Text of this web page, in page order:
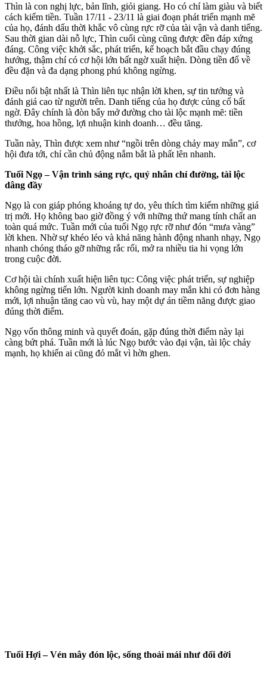
Thìn là con nghị lực, bản lĩnh, giỏi giang. Ho có chí làm giàu và biết
cách kiếm tiền. Tuần 17/11 - 23/11 là giai đoạn phát triển mạnh mẽ
của họ, đánh dấu thời khắc vô cùng rực rỡ của tài vận và danh tiếng.
Sau thời gian dài nỗ lực, Thìn cuối cùng cũng được đền đáp xứng
đáng. Công việc khởi sắc, phát triển, kế hoạch bắt đầu chạy đúng
hướng, thậm chí có cơ hội lớn bất ngờ xuất hiện. Dòng tiền đổ về
đều đặn và đa dạng phong phú không ngừng.
Điều nổi bật nhất là Thìn liên tục nhận lời khen, sự tin tưởng và
đánh giá cao từ người trên. Danh tiếng của họ được củng cố bất
ngờ. Đây chính là đòn bẩy mở đường cho tài lộc mạnh mẽ: tiền
thưởng, hoa hồng, lợi nhuận kinh doanh… đều tăng.
Tuần này, Thìn được xem như “ngồi trên dòng chảy may mắn”, cơ
hội đưa tới, chỉ cần chủ động nắm bắt là phất lên nhanh.
Tuổi Ngọ – Vận trình sáng rực, quý nhân chỉ đường, tài lộc
dâng đầy
Ngọ là con giáp phóng khoáng tự do, yêu thích tìm kiếm những giá
trị mới. Họ không bao giờ đồng ý với những thứ mang tính chất an
toàn quá mức. Tuần mới của tuổi Ngọ rực rỡ như đón “mưa vàng”
lời khen. Nhờ sự khéo léo và khả năng hành động nhanh nhạy, Ngọ
nhanh chóng tháo gỡ những rắc rối, mở ra nhiều tia hi vọng lớn
trong cuộc đời.
Cơ hội tài chính xuất hiện liên tục: Công việc phát triển, sự nghiệp
không ngừng tiến lớn. Người kinh doanh may mắn khi có đơn hàng
mới, lợi nhuận tăng cao vù vù, hay một dự án tiềm năng được giao
đúng thời điểm.
Ngọ vốn thông minh và quyết đoán, gặp đúng thời điểm này lại
càng bứt phá. Tuần mới là lúc Ngọ bước vào đại vận, tài lộc chảy
mạnh, họ khiến ai cũng đỏ mắt vì hờn ghen.
Tuổi Hợi – Vén mây đón lộc, sống thoải mái như đổi đời